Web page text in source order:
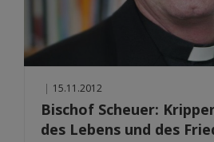
| 15.11.2012
Bischof Scheuer:
des Lebens und des